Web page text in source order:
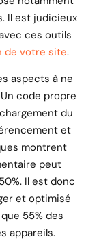
Il est judicieux
ces outils
de votre site.
aspects à ne
code propre
du
et
montrent
peut
Il est donc
et optimisé
55% des
appareils.